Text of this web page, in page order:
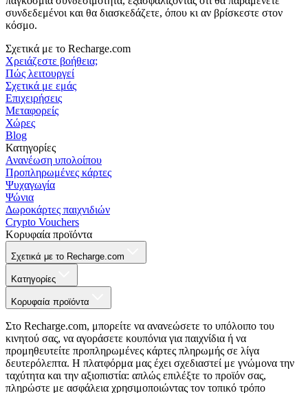
συνδεδεμένοι και θα διασκεδάζετε, όπου κι αν βρίσκεστε στον
κόσμο.
Σχετικά με το Recharge.com
Χρειάζεστε βοήθεια;
Πώς λειτουργεί
Σχετικά με εμάς
Επιχειρήσεις
Μεταφορείς
Χώρες
Blog
Κατηγορίες
Ανανέωση υπολοίπου
Προπληρωμένες κάρτες
Ψυχαγωγία
Ψώνια
Δωροκάρτες παιχνιδιών
Crypto Vouchers
Κορυφαία προϊόντα
Σχετικά με το Recharge.com
Κατηγορίες
Κορυφαία προϊόντα
Στο Recharge.com, μπορείτε να ανανεώσετε το υπόλοιπο του
κινητού σας, να αγοράσετε κουπόνια για παιχνίδια ή να
προμηθευτείτε προπληρωμένες κάρτες πληρωμής σε λίγα
δευτερόλεπτα. Η πλατφόρμα μας έχει σχεδιαστεί με γνώμονα την
ταχύτητα και την αξιοπιστία: απλώς επιλέξτε το προϊόν σας,
πληρώστε με ασφάλεια χρησιμοποιώντας τον τοπικό τρόπο